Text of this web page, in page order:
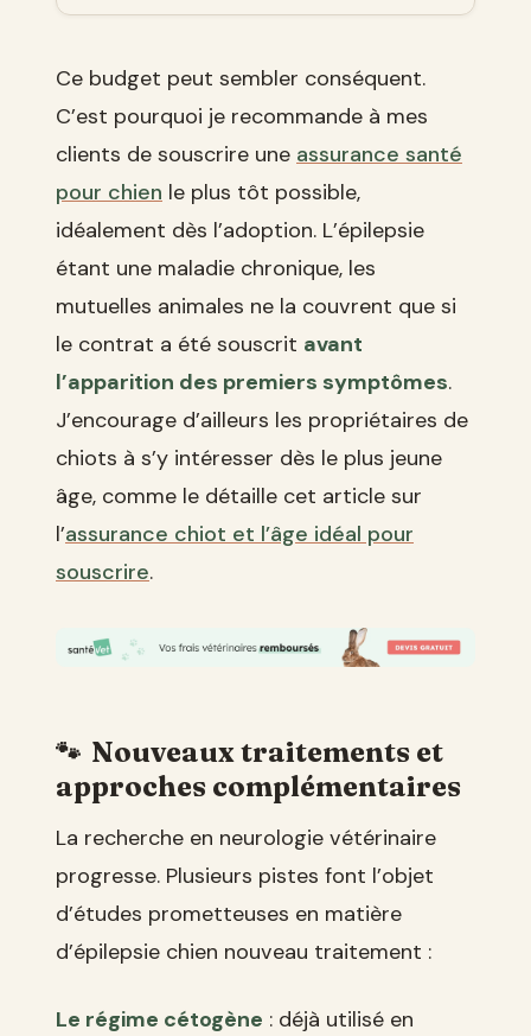
Ce budget peut sembler conséquent.
C’est pourquoi je recommande à mes
clients de souscrire une assurance santé
pour chien le plus tôt possible,
idéalement dès l’adoption. L’épilepsie
étant une maladie chronique, les
mutuelles animales ne la couvrent que si
le contrat a été souscrit avant
l’apparition des premiers symptômes.
J’encourage d’ailleurs les propriétaires de
chiots à s’y intéresser dès le plus jeune
âge, comme le détaille cet article sur
l’assurance chiot et l’âge idéal pour
souscrire.
Nouveaux traitements et
approches complémentaires
La recherche en neurologie vétérinaire
progresse. Plusieurs pistes font l’objet
d’études prometteuses en matière
d’épilepsie chien nouveau traitement :
Le régime cétogène : déjà utilisé en